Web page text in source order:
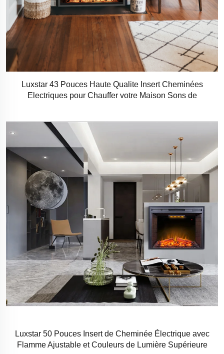
Luxstar 43 Pouces Haute Qualite Insert Cheminées
Electriques pour Chauffer votre Maison Sons de
Luxstar 50 Pouces Insert de Cheminée Électrique avec
Flamme Ajustable et Couleurs de Lumière Supérieure